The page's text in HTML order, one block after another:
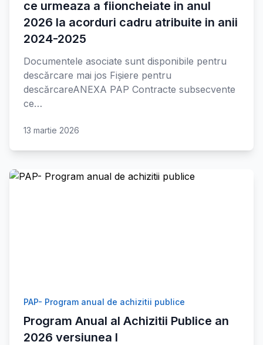
ce urmeaza a fiioncheiate in anul
2026 la acorduri cadru atribuite in anii
2024-2025
Documentele asociate sunt disponibile pentru
descărcare mai jos Fișiere pentru
descărcareANEXA PAP Contracte subsecvente
ce…
13 martie 2026
PAP- Program anual de achizitii publice
Program Anual al Achizitii Publice an
2026 versiunea I